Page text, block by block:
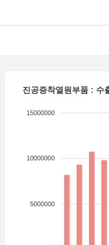
진공증착열원부품 : 수
15000000
10000000
5000000